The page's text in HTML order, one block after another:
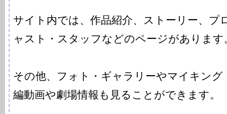
サイト内では、作品紹介、ストーリー、プ
ャスト・スタッフなどのページがあります
その他、フォト・ギャラリーやマイキング
編動画や劇場情報も見ることができます。